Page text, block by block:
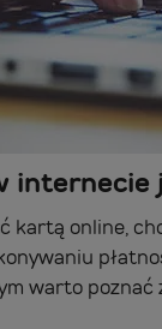
kartą online,
warto